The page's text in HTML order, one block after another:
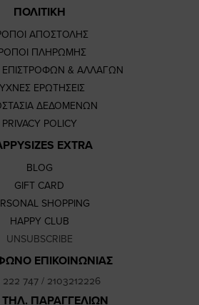
ΠΟΛΙΤΙΚΗ
ΑΠΟΣΤΟΛΗΣ
ΠΛΗΡΩΜΗΣ
ΕΠΙΣΤΡΟΦΩΝ & ΑΛΛΑΓΩΝ
ΕΡΩΤΗΣΕΙΣ
ΔΕΔΟΜΕΝΩΝ
PRIVACY POLICY
EXTRA
BLOG
GIFT CARD
SHOPPING
HAPPY CLUB
UNSUBSCRIBE
ΕΠΙΚΟΙΝΩΝΙΑΣ
222 747/ 2103212226
ΠΑΡΑΓΓΕΛΙΩΝ